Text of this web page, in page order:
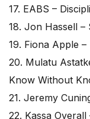
17. EABS –
18. Jon Hassell
19. Fiona Apple
20. Mulatu
Know Without
21. Jeremy
22. Kassa Overall